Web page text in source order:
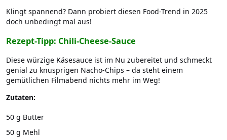
Klingt spannend? Dann probiert diesen Food-Trend in 2025
doch unbedingt mal aus!
Rezept-Tipp: Chili-Cheese-Sauce
Diese würzige Käsesauce ist im Nu zubereitet und schmeckt
genial zu knusprigen Nacho-Chips – da steht einem
gemütlichen Filmabend nichts mehr im Weg!
Zutaten:
50 g Butter
50 g Mehl